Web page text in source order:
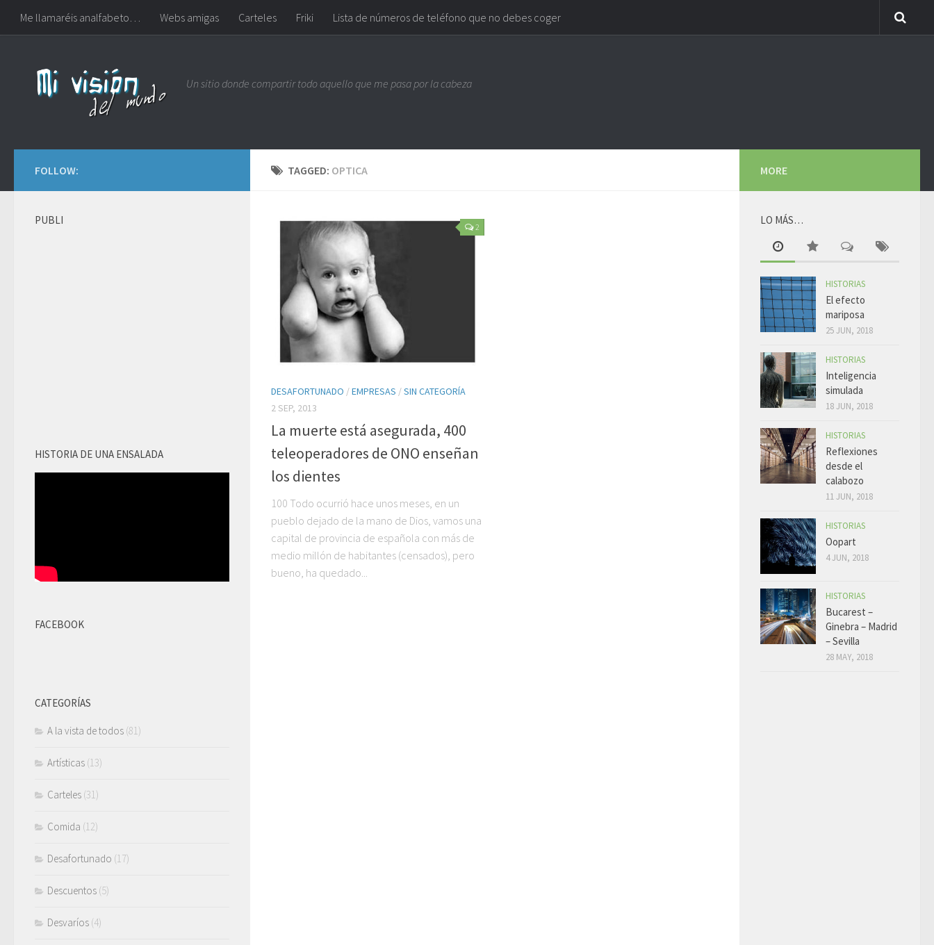
Me llamaréis analfabeto… Webs amigas Carteles Friki Lista de números de teléfono que no debes coger
Un sitio donde compartir todo aquello que me pasa por la cabeza
TAGGED: OPTICA
2
DESAFORTUNADO /EMPRESAS /SIN CATEGORÍA
2 SEP, 2013
La muerte está asegurada, 400
teleoperadores de ONO enseñan
los dientes
100 Todo ocurrió hace unos meses, en un
pueblo dejado de la mano de Dios, vamos una
capital de provincia de española con más de
medio millón de habitantes (censados), pero
bueno, ha quedado...
FOLLOW:
PUBLI
HISTORIA DE UNA ENSALADA
FACEBOOK
CATEGORÍAS
A la vista de todos (81)
Artísticas (13)
Carteles (31)
Comida (12)
Desafortunado (17)
Descuentos (5)
Desvaríos (4)
MORE
LO MÁS…
HISTORIAS
El efecto
mariposa
25 JUN, 2018
HISTORIAS
Inteligencia
simulada
18 JUN, 2018
HISTORIAS
Reflexiones
desde el
calabozo
11 JUN, 2018
HISTORIAS
Oopart
4 JUN, 2018
HISTORIAS
Bucarest –
Ginebra – Madrid
– Sevilla
28 MAY, 2018